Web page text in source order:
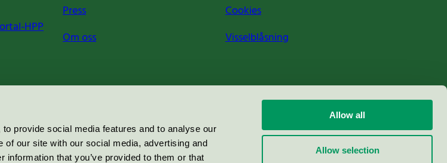
provide social media features and to analyse our
our site with our social media, advertising and
that you’ve provided to them or that
Allow all
Allow selection
HPP
Press
Om oss
Cookies
Visselblåsning